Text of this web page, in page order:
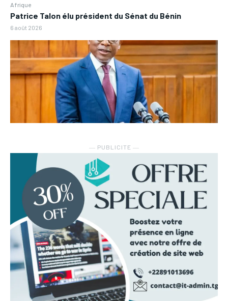
Afrique
Patrice Talon élu président du Sénat du Bénin
6 août 2026
― PUBLICITE ―